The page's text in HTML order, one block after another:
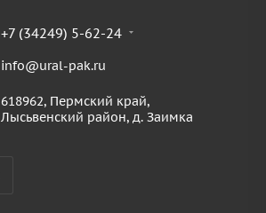
+7 (34249) 5-62-24
info@ural-pak.ru
618962, Пермский край,
Лысьвенский район, д. Заимка